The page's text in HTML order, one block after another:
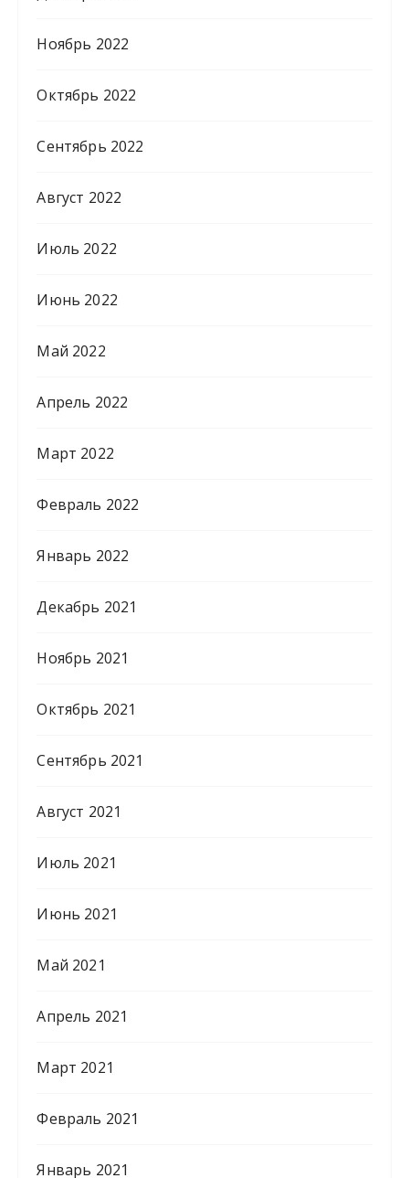
Ноябрь 2022
Октябрь 2022
Сентябрь 2022
Август 2022
Июль 2022
Июнь 2022
Май 2022
Апрель 2022
Март 2022
Февраль 2022
Январь 2022
Декабрь 2021
Ноябрь 2021
Октябрь 2021
Сентябрь 2021
Август 2021
Июль 2021
Июнь 2021
Май 2021
Апрель 2021
Март 2021
Февраль 2021
Январь 2021